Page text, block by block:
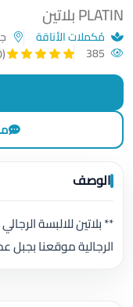
PLATIN بلاتين
مُكملات الأناقة
(5.00)
الوصف
** بلاتين للالبسة
الرجالية موقعنا بجبل